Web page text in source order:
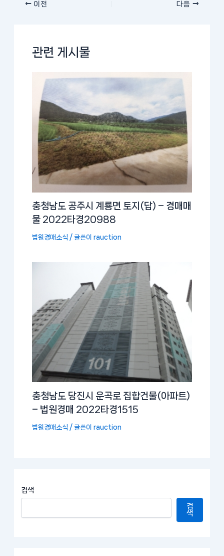
검색
검
색
이전 다음
관련 게시물
충청남도 공주시 계룡면 토지(답) – 경매매
물 2022타경20988
법원경매소식 / 글쓴이rauction
충청남도 당진시 운곡로 집합건물(아파트)
– 법원경매 2022타경1515
법원경매소식 / 글쓴이rauction